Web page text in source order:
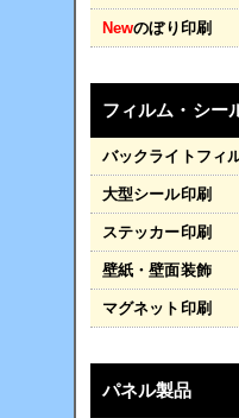
Newのぼり印刷
フィルム・シー
バックライトフィ
大型シール印刷
ステッカー印刷
壁紙・壁面装飾
マグネット印刷
パネル製品